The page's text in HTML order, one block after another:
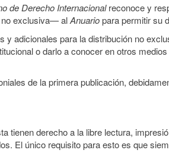
de Derecho Internacionalreconoce y
no exclusiva— alAnuariopara permitir su
adicionales para la distribución no
o darlo a conocer en otros
de la primera publicación,
tienen derecho a la libre lectura,
El único requisito para esto es que